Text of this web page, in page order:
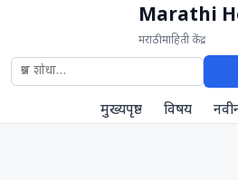
Marathi
मराठी माहिती केंद्र
मुख्यपृष्ठ विषय नवीन